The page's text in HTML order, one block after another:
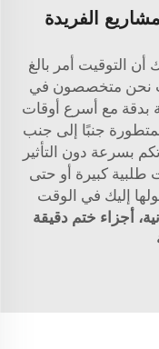
الفريدة
التوقيت أمر بالغ
نحن متخصصون في
بدقة مع أسرع أوقات
جنبًا إلى جنب
بسرعة دون التأثير
طلبية كبيرة أو حتى
إليك في الوقت
أجزاء ختم دقيقة